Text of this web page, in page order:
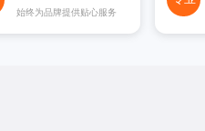
始终为品牌提供贴心服务